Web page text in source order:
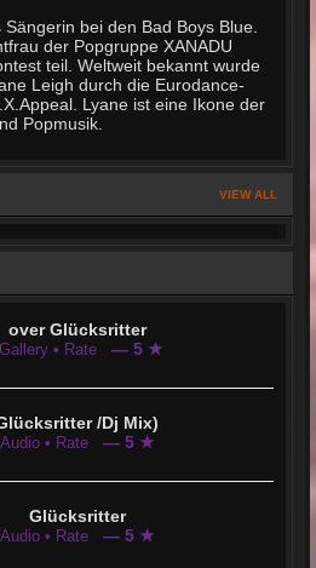
bei den Bad Boys Blue.
der Popgruppe XANADU
teil. Weltweit bekannt wurde
Leigh durch die Eurodance-
Lyane ist eine Ikone der
Popmusik.
VIEW ALL
over Glücksritter
• Rate — 5 ★
/Dj Mix)
Audio • Rate — 5 ★
Glücksritter
Audio • Rate — 5 ★